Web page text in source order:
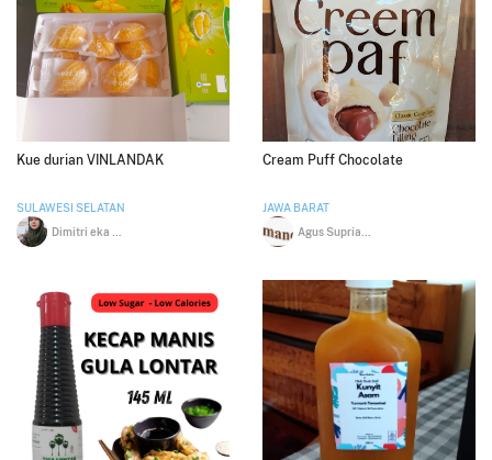
Kue durian VINLANDAK
SULAWESI SELATAN
Cream Puff Chocolate
JAWA BARAT